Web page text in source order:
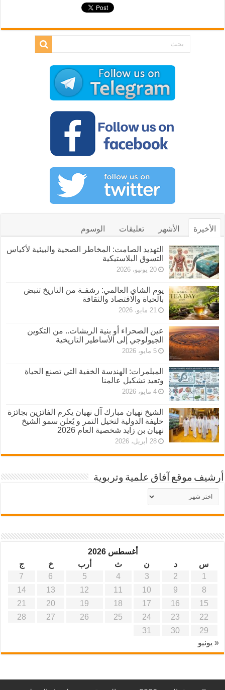
الأخيرة الأشهر تعليقات الوسوم
التهديد الصامت: المخاطر الصحية والبيئية لأكياس
التسوق البلاستيكية
20 يونيو، 2026
يوم الشاي العالمي: رشفـة من التاريخ تنبض
بالحياة والاقتصاد والثقافة
21 مايو، 2026
عين الصحراء أو بنية الريشات.. من التكوين
الجيولوجي إلى الأساطير التاريخية
5 مايو، 2026
المبلمرات: الهندسة الخفية التي تصنع الحياة
وتعيد تشكيل عالمنا
4 مايو، 2026
الشيخ نهيان مبارك آل نهيان يكرم الفائزين بجائزة
خليفة الدولية لنخيل التمر و يُعلن سمو الشيخ
نهيان بن زايد شخصية العام 2026
28 أبريل، 2026
أرشيف موقع آفاق علمية وتربوية
أرشيف
موقع
آفاق
أغسطس 2026
س
د ن ث أرب خ
ج
1
2
3
4
5
6
7
8
9
10
11
12
13
14
15
16
17
18
19
20
21
22
23
24
25
26
27
28
29
30
31
« يونيو